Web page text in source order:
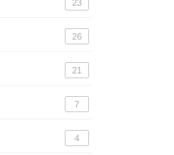
23
26
21
7
4